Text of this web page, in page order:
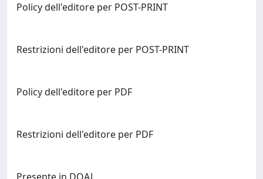
Policy dell'editore per POST-PRINT
Restrizioni dell'editore per POST-PRINT
Policy dell'editore per PDF
Restrizioni dell'editore per PDF